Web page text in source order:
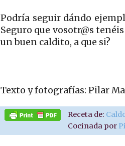
Podría seguir dándo
Seguro que vosotr@s
un buen caldito, a que si?
Texto y fotografías: Pilar
Receta de:
Cocinada por